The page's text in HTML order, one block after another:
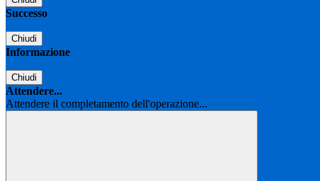
Successo
Chiudi
Informazione
Chiudi
Attendere...
Attendere il completamento dell'operazione...